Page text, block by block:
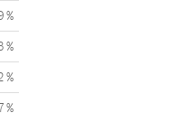
%
%
%
%